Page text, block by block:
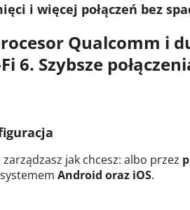
i więcej połączeń bez
Qualcomm i
6. Szybsze
jak chcesz: albo przez
Android oraz iOS.